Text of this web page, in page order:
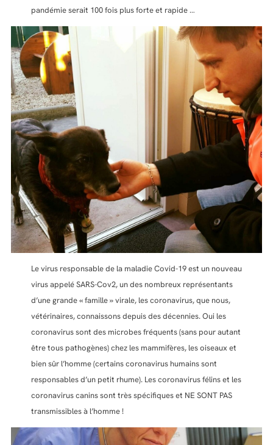
pandémie serait 100 fois plus forte et rapide …
Le virus responsable de la maladie Covid-19 est un nouveau
virus appelé SARS-Cov2, un des nombreux représentants
d’une grande « famille » virale, les coronavirus, que nous,
vétérinaires, connaissons depuis des décennies. Oui les
coronavirus sont des microbes fréquents (sans pour autant
être tous pathogènes) chez les mammifères, les oiseaux et
bien sûr l’homme (certains coronavirus humains sont
responsables d’un petit rhume). Les coronavirus félins et les
coronavirus canins sont très spécifiques et NE SONT PAS
transmissibles à l’homme !